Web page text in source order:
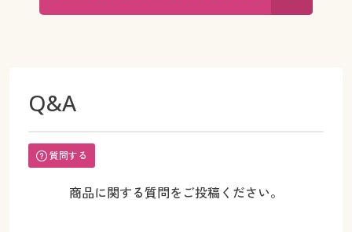
Q&A
質問する
商品に関する質問をご投稿ください。